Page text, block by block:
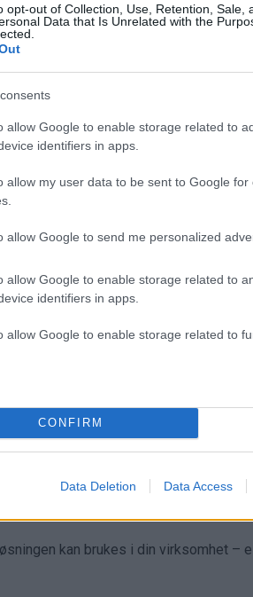
opt-out of Collection, Use, Retention, Sale,
Data that Is Unrelated with the
allow Google to enable storage related to
identifiers in apps.
allow my user data to be sent to Google for
allow Google to send me personalized
allow Google to enable storage related to
identifiers in apps.
allow Google to enable storage related to
CONFIRM
Data Deletion Data Access
systemer via
viktige?
og nettverksinnsikt
jobber med kreditt, økonomi, salg,
samarbeid mellom sterke datakilder,
i privat og offentlig sektor som
kan brukes i din virksomhet –